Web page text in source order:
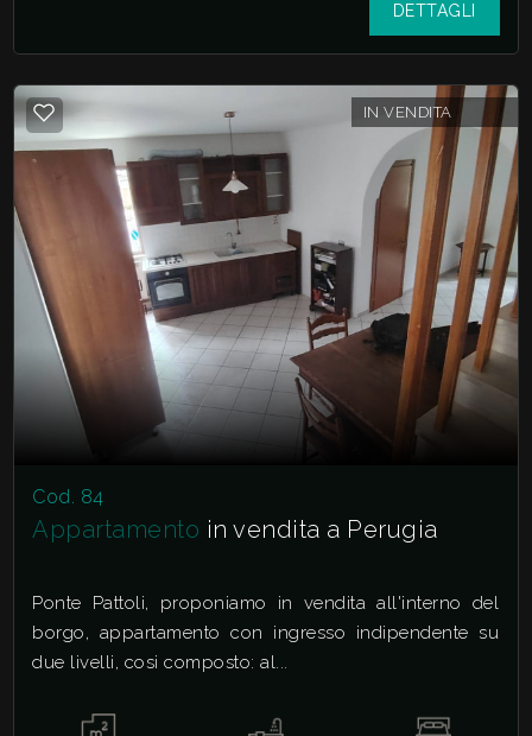
DETTAGLI
IN VENDITA
Cod. 84
Appartamento in vendita a Perugia
Ponte Pattoli, proponiamo in vendita all'interno del
borgo, appartamento con ingresso indipendente su
due livelli, cosi composto: al...
Lusso